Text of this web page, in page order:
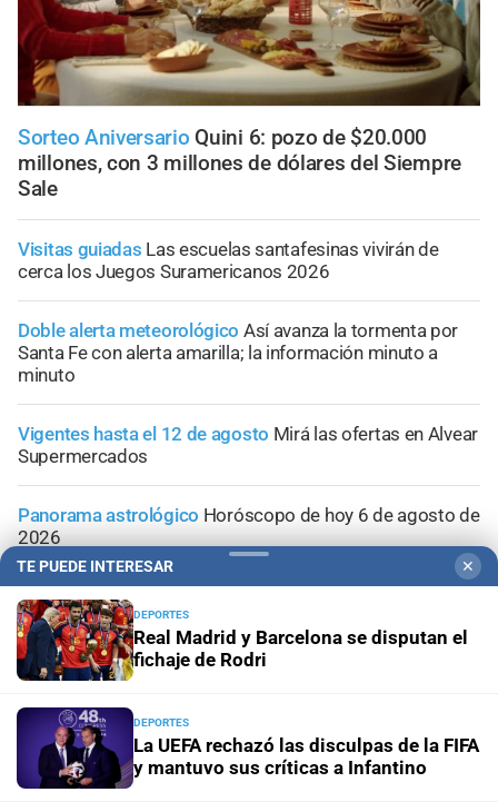
Sorteo Aniversario Quini 6: pozo de $20.000
millones, con 3 millones de dólares del Siempre
Sale
Visitas guiadas Las escuelas santafesinas vivirán de
cerca los Juegos Suramericanos 2026
Doble alerta meteorológico Así avanza la tormenta por
Santa Fe con alerta amarilla; la información minuto a
minuto
Vigentes hasta el 12 de agosto Mirá las ofertas en Alvear
Supermercados
Panorama astrológico Horóscopo de hoy 6 de agosto de
2026
TE PUEDE INTERESAR ✕
DEPORTES
Real Madrid y Barcelona se disputan el
fichaje de Rodri
DEPORTES
La UEFA rechazó las disculpas de la FIFA
y mantuvo sus críticas a Infantino